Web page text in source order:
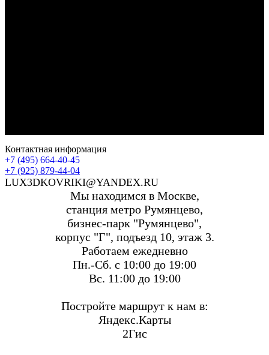
Контактная информация
+7 (495) 664-40-45
+7 (925) 879-44-04
LUX3DKOVRIKI@YANDEX.RU
Мы находимся в Москве,
станция метро Румянцево,
бизнес-парк "Румянцево",
корпус "Г", подъезд 10, этаж 3.
Работаем ежедневно
Пн.-Сб. с 10:00 до 19:00
Вс. 11:00 до 19:00
Постройте маршрут к нам в:
Яндекс.Карты
2Гис